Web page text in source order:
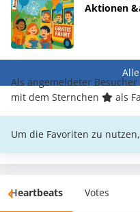
Aktionen
Als angemeldeter
mit dem Sternchen
als
Um die Favoriten zu nutzen,
Heartbeats Votes